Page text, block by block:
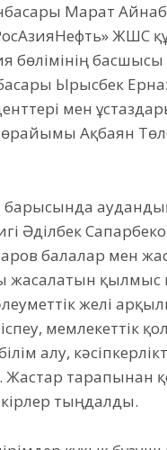
Марат
ЖШС
басшысы
Ырысбек
мен
Ақбаян
барысында
Әділбек
балалар мен
жасалатын қылмыс
желі
мемлекеттік
алу,
тарапынан
тыңдалды.